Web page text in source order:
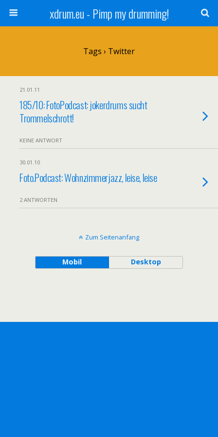
xdrum.eu - Pimp my drumming!
Tags › Twitter
21.01.11
185/10: FotoPodcast: jokerdrums sucht
Trommelschrott!
KEINE ANTWORT
30.01.10
Foto.Podcast: Wohnzimmerjazz, leise, leise
2 ANTWORTEN
Zum Seitenanfang
Mobil Desktop